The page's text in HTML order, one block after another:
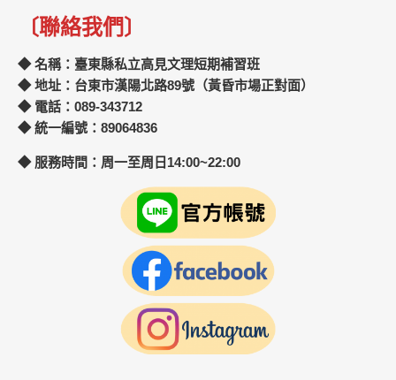
〔聯絡我們〕
◆ 名稱：臺東縣私立高見文理短期補習班
◆ 地址：台東市漢陽北路89號（黃昏市場正對面）
◆ 電話：089-343712
◆ 統一編號：89064836
◆ 服務時間：周一至周日14:00~22:00